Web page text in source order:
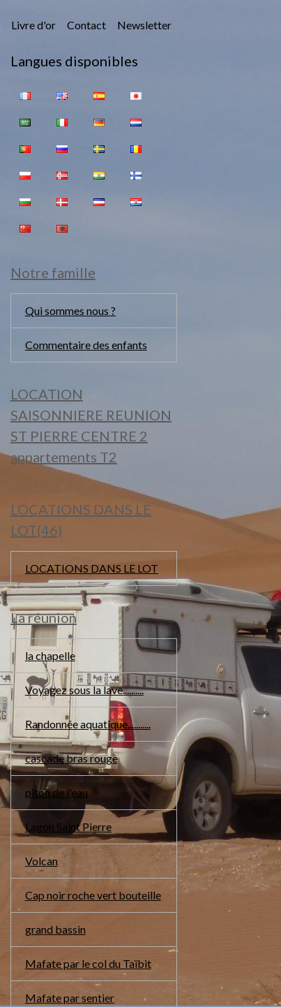
Livre d'or Contact Newsletter
Langues disponibles
Notre famille
Qui sommes nous ?
Commentaire des enfants
LOCATION
SAISONNIERE REUNION
ST PIERRE CENTRE 2
appartements T2
LOCATIONS DANS LE
LOT(46)
LOCATIONS DANS LE LOT
La réunion
la chapelle
Voyagez sous la lave..........
Randonnée aquatique...........
cascade bras rouge
piton de l'eau
Lagon Saint Pierre
Volcan
Cap noir roche vert bouteille
grand bassin
Mafate par le col du Taïbit
Mafate par sentier